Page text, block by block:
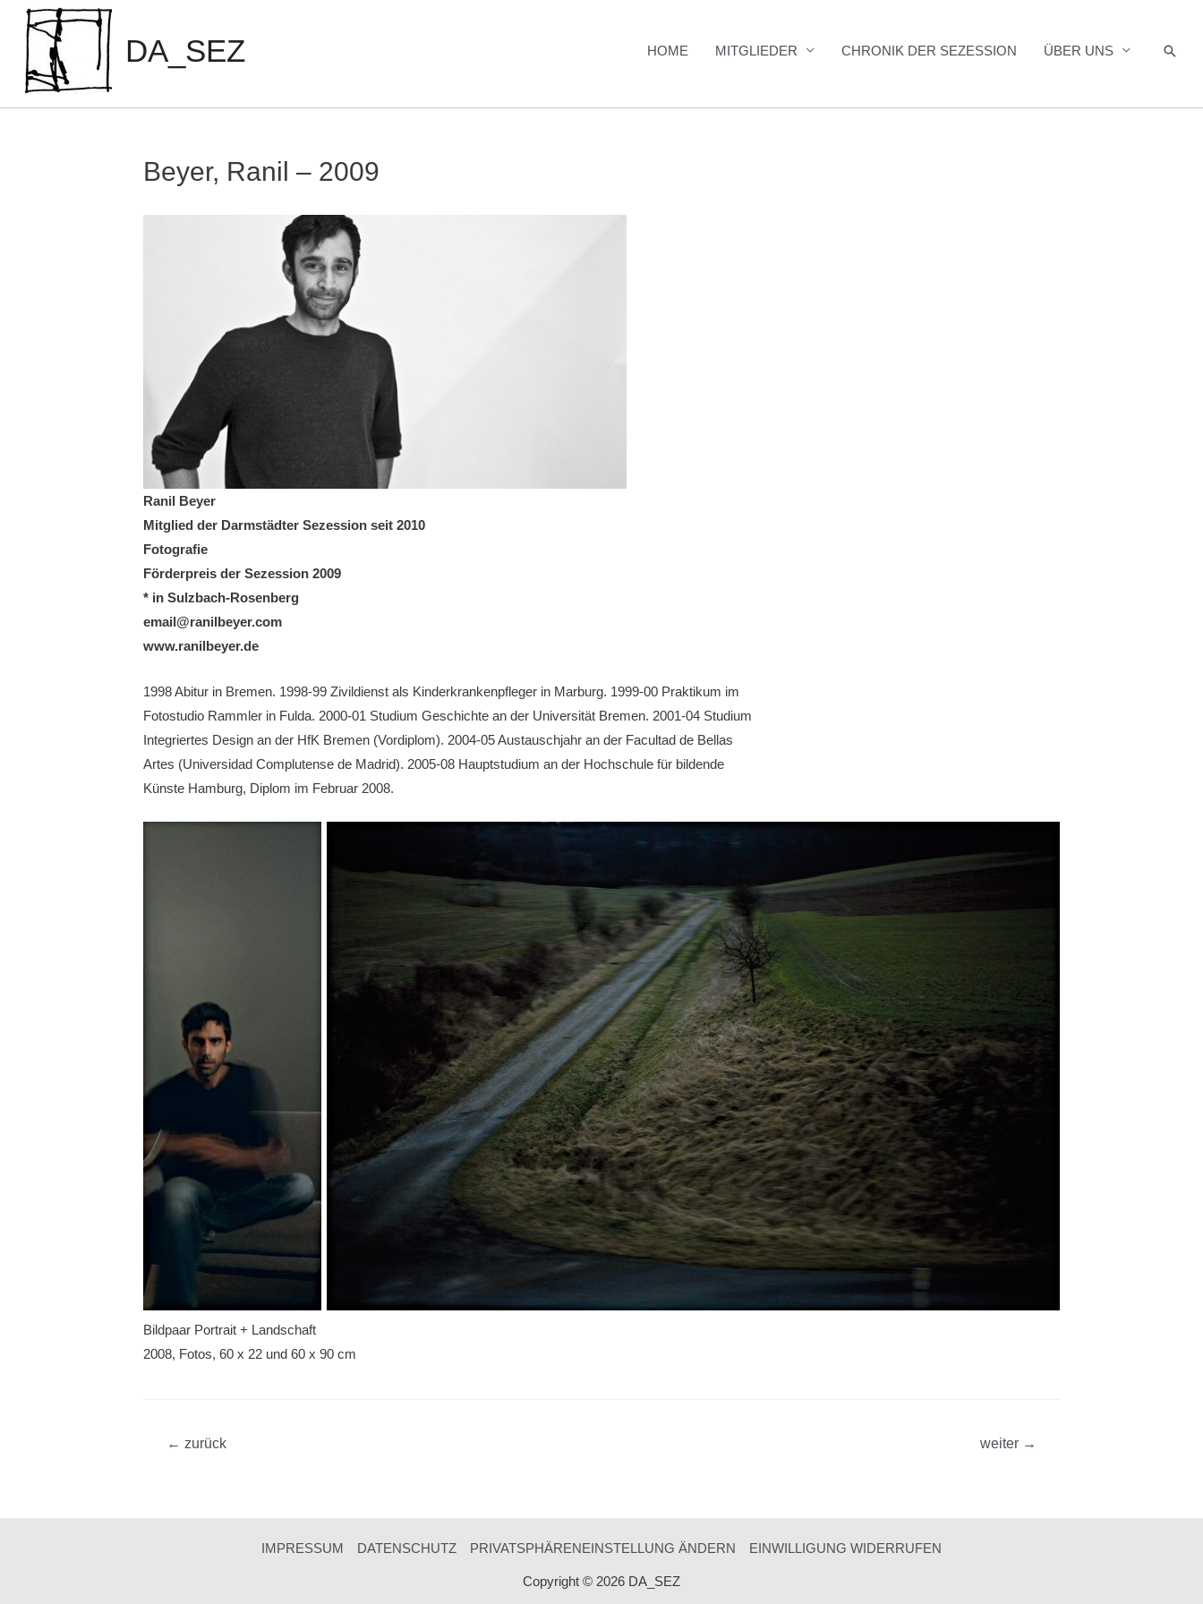
Inhalt
springen
DA_SEZ HOME MITGLIEDER CHRONIK DER SEZESSION ÜBER UNS
Beyer, Ranil – 2009
Ranil Beyer
Mitglied der Darmstädter Sezession seit 2010
Fotografie
Förderpreis der Sezession 2009
* in Sulzbach-Rosenberg
email@ranilbeyer.com
www.ranilbeyer.de
1998 Abitur in Bremen. 1998-99 Zivildienst als Kinderkrankenpfleger in Marburg. 1999-00 Praktikum im
Fotostudio Rammler in Fulda. 2000-01 Studium Geschichte an der Universität Bremen. 2001-04 Studium
Integriertes Design an der HfK Bremen (Vordiplom). 2004-05 Austauschjahr an der Facultad de Bellas
Artes (Universidad Complutense de Madrid). 2005-08 Hauptstudium an der Hochschule für bildende
Künste Hamburg, Diplom im Februar 2008.
Bildpaar Portrait + Landschaft
2008, Fotos, 60 x 22 und 60 x 90 cm
Beitragsnavigation
← zurück weiter →
IMPRESSUM DATENSCHUTZ PRIVATSPHÄRENEINSTELLUNG ÄNDERN EINWILLIGUNG WIDERRUFEN
Copyright © 2026 DA_SEZ